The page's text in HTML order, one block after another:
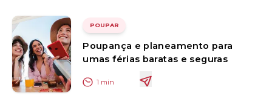
POUPAR
Poupança e planeamento para
umas férias baratas e seguras
1 min